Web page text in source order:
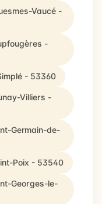
Vaucé -
-
- 53360
Villiers -
Germain-de-
Poix - 53540
Georges-le-